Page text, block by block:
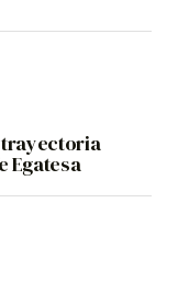
trayectoria
Egatesa